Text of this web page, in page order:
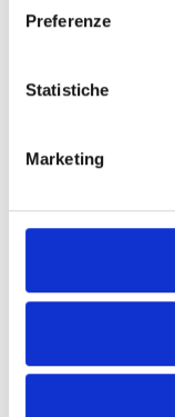
Preferenze
Statistiche
Marketing